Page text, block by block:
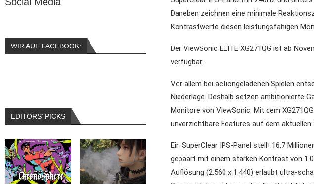
Daneben zeichnen eine minimale
Kontrastwerte diesen leistungsfähigen
Der ViewSonic ELITE XG271QG ist ab
verfügbar.
Vor allem bei actiongeladenen Spielen
Niederlage. Deshalb setzen ambitionierte
Monitore von ViewSonic. Mit dem
unverzichtbare Features auf dem aktuellen
Ein SuperClear IPS-Panel stellt 16,7
gepaart mit einem starken Kontrast von
Auflösung (2.560 x 1.440) erlaubt ultra-
WIR AUF FACEBOOK:
EDITORS‘ PICKS